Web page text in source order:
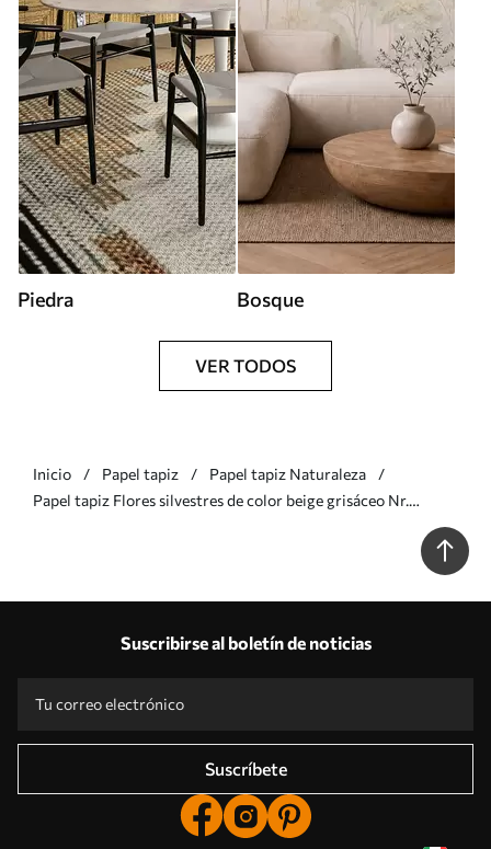
Piedra Bosque
VER TODOS
Inicio Papel tapiz
Papel tapiz Naturaleza
Papel tapiz Flores silvestres de color beige grisáceo Nr.
Suscribirse al boletín de noticias
Suscríbete